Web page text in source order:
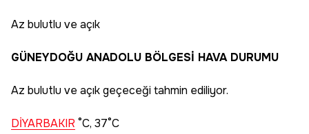
Az bulutlu ve açık
GÜNEYDOĞU ANADOLU BÖLGESİ HAVA DURUMU
Az bulutlu ve açık geçeceği tahmin ediliyor.
DİYARBAKIR °C, 37°C